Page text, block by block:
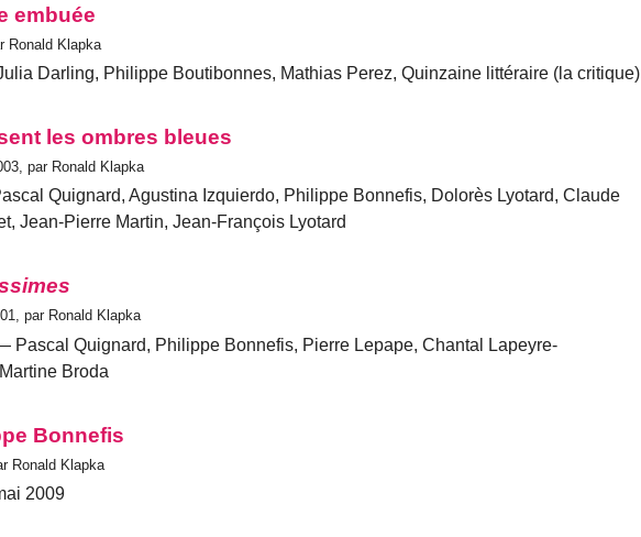
embuée
Ronald Klapka
Darling, Philippe Boutibonnes, Mathias Perez, Quinzaine littéraire (la critique)
les ombres bleues
par Ronald Klapka
Quignard, Agustina Izquierdo, Philippe Bonnefis, Dolorès Lyotard, Claude
Jean-Pierre Martin, Jean-François Lyotard
par Ronald Klapka
Pascal Quignard, Philippe Bonnefis, Pierre Lepape, Chantal Lapeyre-
Broda
Bonnefis
Ronald Klapka
2009